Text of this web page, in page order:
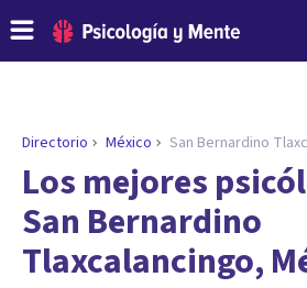
Directorio México San Bernardino
Los mejores
San Bernardino
Tlaxcalancingo,